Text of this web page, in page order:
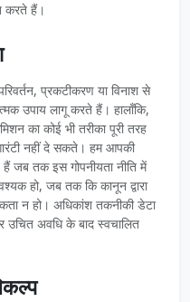
करते हैं।
प्रकटीकरण या विनाश से
उपाय लागू करते हैं। हालाँकि,
का कोई भी तरीका पूरी तरह
नहीं दे सकते। हम आपकी
जब तक इस गोपनीयता नीति में
हो, जब तक कि कानून द्वारा
न हो। अधिकांश तकनीकी डेटा
उचित अवधि के बाद स्वचालित